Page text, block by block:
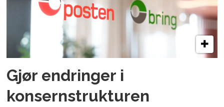
Gjør endringer i
konsernstrukturen